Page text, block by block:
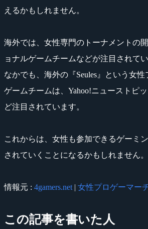
えるかもしれません。
海外では、女性専門のトーナメントの
ョナルゲームチームなどが注目されてい
なかでも、海外の『Seules』という女
ゲームチームは、Yahoo!ニューストピ
ど注目されています。
これからは、女性も参加できるゲーミ
されていくことになるかもしれません。
情報元 : 4gamers.net | 女性プロゲーマーチ
この記事を書いた人